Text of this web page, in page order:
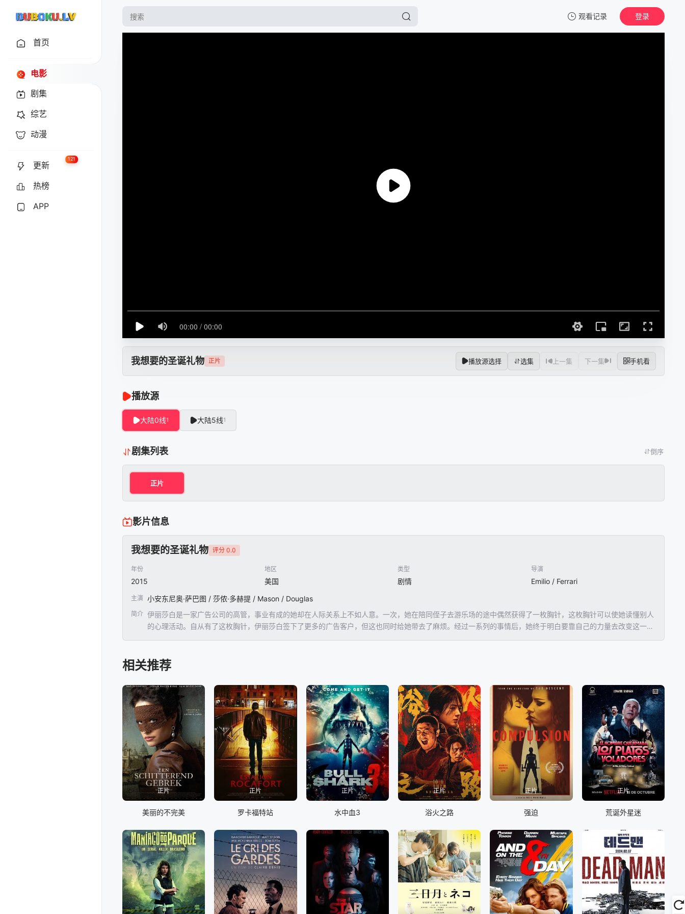
观看记录 登录
首页
电影
剧集
综艺
动漫
更新
121
热榜
APP
我想要的圣诞礼物 正片 播放源选择 选集 上一集 下一集 手机看
播放源
大陆0线1 大陆5线1
剧集列表 倒序
正片
影片信息
我想要的圣诞礼物 评分 0.0
年份
2015
地区
美国
类型
剧情
导演
Emilio / Ferrari
主演 小安东尼奥·萨巴图 / 莎侬·多赫提 / Mason / Douglas
简介 伊丽莎白是一家广告公司的高管，事业有成的她却在人际关系上不如人意。一次，她在陪同侄子去游乐场的途中偶然获得了一枚胸针，这枚胸针可以使她读懂别人
的心理活动。自从有了这枚胸针，伊丽莎白签下了更多的广告客户，但这也同时给她带去了麻烦。经过一系列的事情后，她终于明白要靠自己的力量去改变这一
相关推荐
正片
美丽的不完美
正片
罗卡福特站
正片
水中血3
正片
浴火之路
正片
强迫
正片
荒诞外星迷